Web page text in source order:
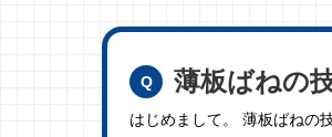
薄板ばねの
はじめまして。 薄板ばねの